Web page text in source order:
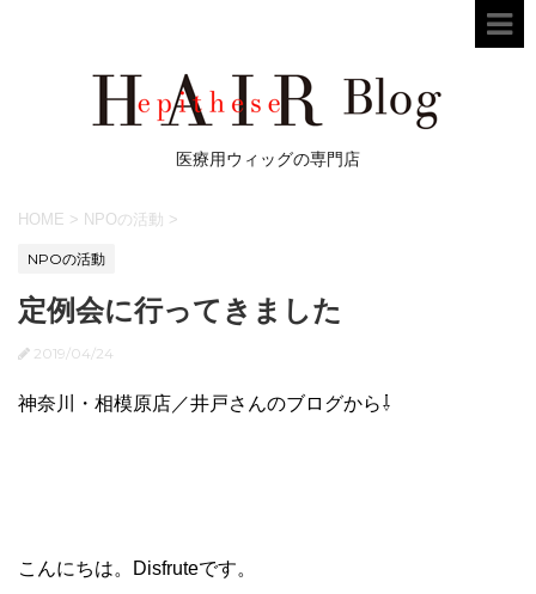
医療用ウィッグの専門店
HOME > NPOの活動 >
NPOの活動
定例会に行ってきました
2019/04/24
神奈川・相模原店／井戸さんのブログから⇩
こんにちは。Disfruteです。